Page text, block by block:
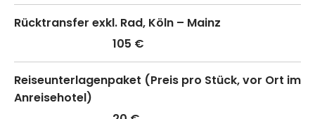
Rücktransfer exkl. Rad, Köln – Mainz
105 €
Reiseunterlagenpaket (Preis pro Stück, vor Ort im
Anreisehotel)